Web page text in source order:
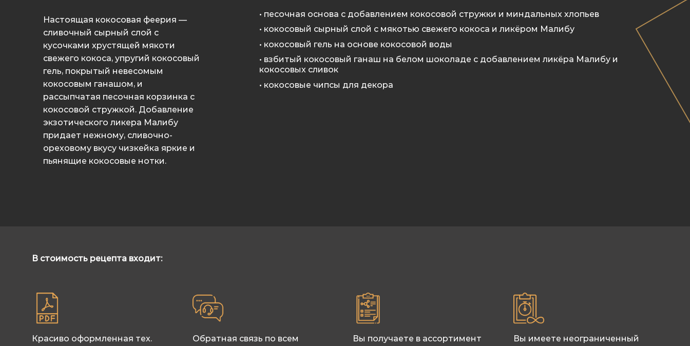
Настоящая кокосовая феерия —
сливочный сырный слой с
кусочками хрустящей мякоти
свежего кокоса, упругий кокосовый
гель, покрытый невесомым
кокосовым ганашом, и
рассыпчатая песочная корзинка с
кокосовой стружкой. Добавление
экзотического ликера Малибу
придает нежному, сливочно-
ореховому вкусу чизкейка яркие и
пьянящие кокосовые нотки.
• песочная основа с добавлением кокосовой стружки и миндальных хлопьев
• кокосовый сырный слой с мякотью свежего кокоса и ликёром Малибу
• кокосовый гель на основе кокосовой воды
• взбитый кокосовый ганаш на белом шоколаде с добавлением ликёра Малибу и
кокосовых сливок
• кокосовые чипсы для декора
В стоимость рецепта входит:
Красиво оформленная тех.
Обратная связь по всем
Вы получаете в ассортимент
Вы имеете неограниченный